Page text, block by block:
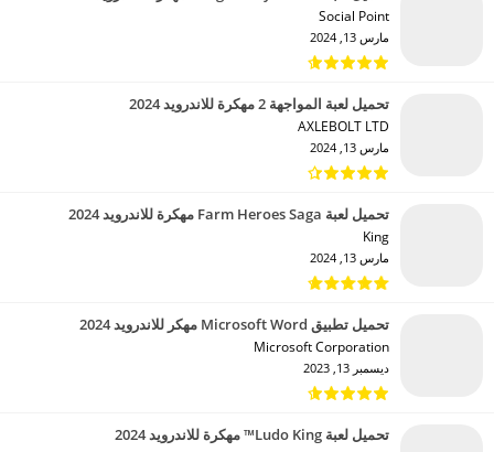
Social Point‏
مارس 13, 2024
تحميل لعبة المواجهة 2 مهكرة للاندرويد 2024
AXLEBOLT LTD‏
مارس 13, 2024
تحميل لعبة Farm Heroes Saga مهكرة للاندرويد 2024
King‏
مارس 13, 2024
تحميل تطبيق Microsoft Word مهكر للاندرويد 2024
Microsoft Corporation‏
ديسمبر 13, 2023
تحميل لعبة Ludo King™ مهكرة للاندرويد 2024